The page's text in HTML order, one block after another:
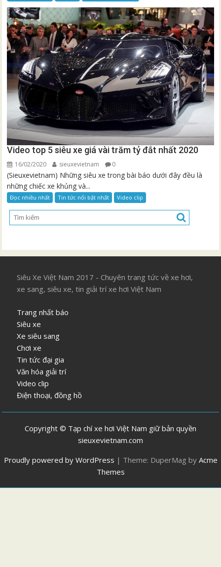
Video top 5 siêu xe giá vài trăm tỷ đắt nhất 2020
16/02/2020 sieuxevietnam 0
(Sieuxevietnam) Những siêu xe trong bài báo dưới đây đều là
những chiếc xe khủng và...
Đọc nhiều nhất Tin tức nổi bật nhất Video clip
Siêu Xe Việt Nam 2017 - Chuyên trang tức về xe hơi,
xe sang, siêu xe, tin giải trí xe hơi Việt Nam
Trang nhất báo
Siêu xe
Xe siêu sang
Chơi xe
Tin tức đại gia
Văn hóa giải trí
Video clip
Điện thoại, đồng hồ
Copyright © Tạp chí xe hơi Việt Nam giữ bản quyền
sieuxevietnam.com
Proudly powered by WordPress | Theme: DuperMag by Acme
Themes